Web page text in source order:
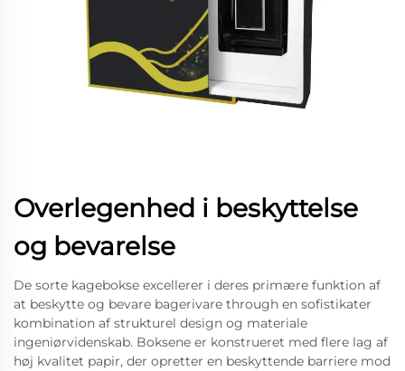
Overlegenhed i beskyttelse
og bevarelse
De sorte kagebokse excellerer i deres primære funktion af
at beskytte og bevare bagerivare through en sofistikater
kombination af strukturel design og materiale
ingeniørvidenskab. Boksene er konstrueret med flere lag af
høj kvalitet papir, der opretter en beskyttende barriere mod